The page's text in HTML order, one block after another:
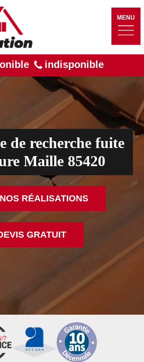
MENU
indisponible
de recherche fuite
Maille 85420
RÉALISATIONS
GRATUIT